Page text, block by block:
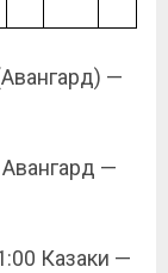
—
Авангард —
Казаки —